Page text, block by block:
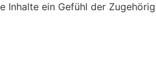
Inhalte ein Gefühl der